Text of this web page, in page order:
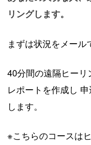
リングします。
まずは状況をメール
40分間の遠隔ヒー
レポートを作成し
します。
※こちらのコースは